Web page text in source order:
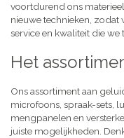
voortdurend ons
nieuwe technieken, zodat
service en kwaliteit die we
Het
Ons assortiment aan
microfoons, spraak-sets,
mengpanelen en
juiste mogelijkheden.